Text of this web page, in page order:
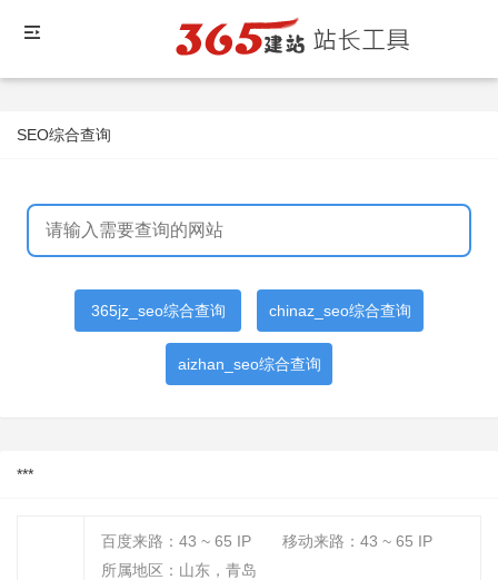
SEO综合查询
365jz_seo综合查询 chinaz_seo综合查询
aizhan_seo综合查询
***
百度来路： 43 ~ 65 IP 移动来路： 43 ~ 65 IP
所属地区：山东，青岛